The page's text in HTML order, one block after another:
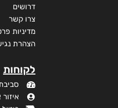
דרושים
צרו קשר
מדיניות
הצהרת
לקוחות
איזור